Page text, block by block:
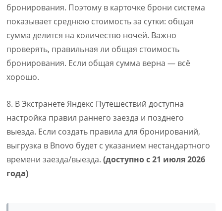
бронирования. Поэтому в карточке брони система
показывает среднюю стоимость за сутки: общая
сумма делится на количество ночей. Важно
проверять, правильная ли общая стоимость
бронирования. Если общая сумма верна — всё
хорошо.
8. В Экстранете Яндекс Путешествий доступна
настройка правил раннего заезда и позднего
выезда. Если создать правила для бронирований,
выгрузка в Bnovo будет с указанием нестандартного
времени заезда/выезда.(доступно с 21 июля 2026
года)